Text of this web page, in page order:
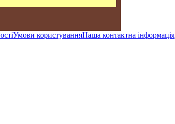
Умови користуванняНаша контактна інформація